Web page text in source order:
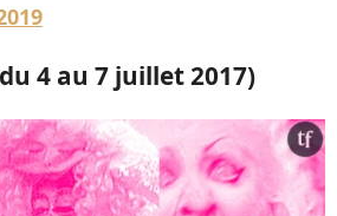
4 au 7 juillet 2017)